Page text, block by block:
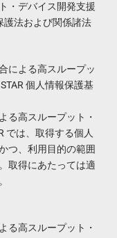
・デバイス開発支援
護法および関係諸法
による高スループッ
個人情報保護基
る高スループット・
では、取得する個人
つ、利用目的の範囲
取得にあたっては適
る高スループット・